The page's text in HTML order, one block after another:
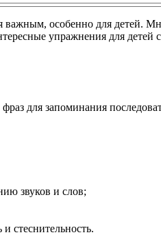
важным, особенно для
упражнения для
для запоминания
звуков и слов;
стеснительность.